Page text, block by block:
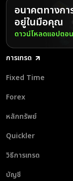
อนาคตทางก
อยู่ในมือคุณ
ดาวน์โหลดแอปตอ
การเทรด
Fixed Time
Forex
หลักทรัพย์
Quickler
วิธีการเทรด
บัญชี